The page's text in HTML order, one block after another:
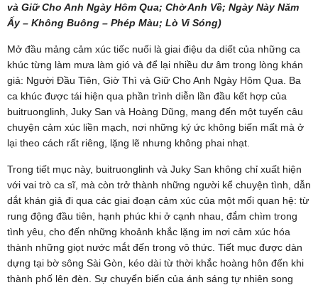
và Giữ Cho Anh Ngày Hôm Qua; Chờ Anh Về; Ngày Này Năm
Ấy – Không Buông – Phép Màu; Lò Vi Sóng)
Mở đầu mảng cảm xúc tiếc nuối là giai điệu da diết của những ca
khúc từng làm mưa làm gió và để lại nhiều dư âm trong lòng khán
giả: Người Đầu Tiên, Giờ Thì và Giữ Cho Anh Ngày Hôm Qua. Ba
ca khúc được tái hiện qua phần trình diễn lần đầu kết hợp của
buitruonglinh, Juky San và Hoàng Dũng, mang đến một tuyến câu
chuyện cảm xúc liền mạch, nơi những ký ức không biến mất mà ở
lại theo cách rất riêng, lặng lẽ nhưng không phai nhạt.
Trong tiết mục này, buitruonglinh và Juky San không chỉ xuất hiện
với vai trò ca sĩ, mà còn trở thành những người kể chuyện tình, dẫn
dắt khán giả đi qua các giai đoạn cảm xúc của một mối quan hệ: từ
rung động đầu tiên, hạnh phúc khi ở cạnh nhau, đắm chìm trong
tình yêu, cho đến những khoảnh khắc lặng im nơi cảm xúc hóa
thành những giọt nước mắt đến trong vô thức. Tiết mục được dàn
dựng tại bờ sông Sài Gòn, kéo dài từ thời khắc hoàng hôn đến khi
thành phố lên đèn. Sự chuyển biến của ánh sáng tự nhiên song